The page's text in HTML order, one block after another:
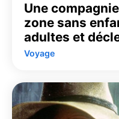
Une
zone sans
adultes et
Voyage